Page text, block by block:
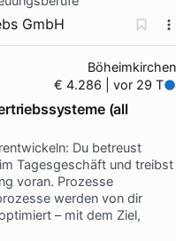
GmbH
Böheimkirchen
€ 4.286 | vor 29 T
(all
Du betreust
Tagesgeschäft und treibst
voran. Prozesse
werden von dir
– mit dem Ziel,